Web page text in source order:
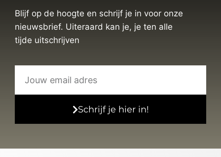
Blijf op de hoogte en schrijf je in voor onze
nieuwsbrief. Uiteraard kan je, je ten alle
tijde uitschrijven
Schrijf je hier in!